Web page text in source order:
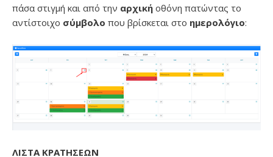
πάσα στιγμή και από την αρχική οθόνη πατώντας το
αντίστοιχο σύμβολο που βρίσκεται στο ημερολόγιο:
ΛΙΣΤΑ ΚΡΑΤΗΣΕΩΝ